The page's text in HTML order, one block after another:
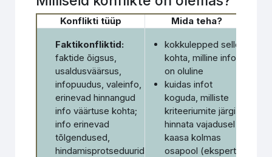
Konflikti tüüp Mida teha?
Faktikonfliktid:
faktide õigsus,
usaldusväärsus,
infopuudus, valeinfo,
erinevad hinnangud
info väärtuse kohta;
info erinevad
tõlgendused,
hindamisprotseduurid
kokkulepped selle
kohta, milline info
on oluline
kuidas infot
koguda, milliste
kriteeriumite järgi
hinnata vajadusel
kaasa kolmas
osapool (ekspert)